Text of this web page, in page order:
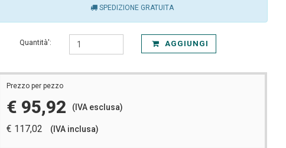
SPEDIZIONE GRATUITA
Quantità': AGGIUNGI
Prezzo per pezzo
€ 95,92 (IVA esclusa)
€ 117,02 (IVA inclusa)